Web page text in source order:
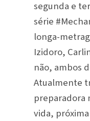
segunda e
série
longa-
Izidoro,
não, ambos
Atualmente
preparadora
vida,